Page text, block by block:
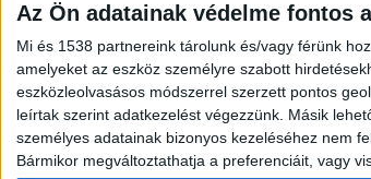
Az Ön adatainak védelme fontos
Mi és 1538 partnereink tárolunk és/vagy férünk
amelyeket az eszköz személyre szabott
eszközleolvasásos módszerrel szerzett pontos
leírtak szerint adatkezelést végezzünk. Másik
személyes adatainak bizonyos kezeléséhez nem
Bármikor megváltoztathatja a preferenciáit, vagy
G-Portál
Mi az a G-Portál?
Portál létrehozás
Extráink
Segítségek
Fórum